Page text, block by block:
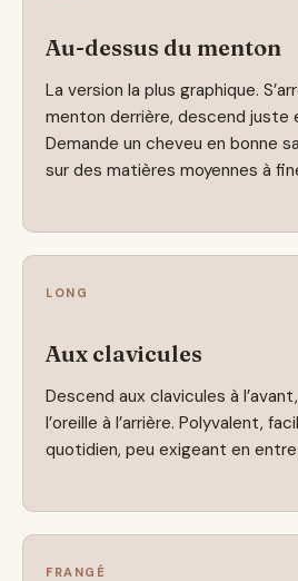
Au-dessus du menton
La version la plus graphique.
menton derrière, descend juste
Demande un cheveu en bonne
sur des matières moyennes à
LONG
Aux clavicules
Descend aux clavicules à
l’oreille à l’arrière. Polyvalent,
quotidien, peu exigeant en
FRANGÉ